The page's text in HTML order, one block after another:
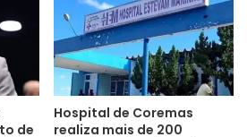
Paraibana de Turismo (PBTur),
o fortalecimento de projetos em
Estado com a Prefeitura de João
extremamente importante para
de inclusão para pessoas com
de
Hospital de Coremas
realiza mais de 200